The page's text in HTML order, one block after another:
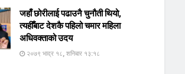
जहाँ छोरीलाई पढाउनै चुनौती थियो,
त्यहीँबाट देशकै पहिलो चमार महिला
अधिवक्ताको उदय
२०७९ भाद्र १८, शनिबार १३:१८